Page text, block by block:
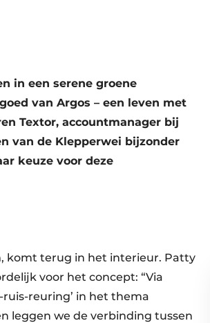
in een serene groene
van Argos – een leven met
Textor, accountmanager bij
van de Klepperwei bijzonder
keuze voor deze
komt terug in het interieur. Patty
voor het concept: “Via
ruis-reuring’ in het thema
leggen we de verbinding tussen